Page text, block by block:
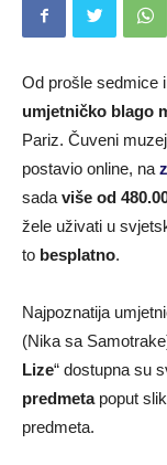
Od prošle sedmice
umjetničko blago
Pariz. Čuveni
postavio online, na
sada više od
žele uživati u
to besplatno.
Najpoznatija
(Nika sa
Lize“ dostupna su
predmetapoput
predmeta.